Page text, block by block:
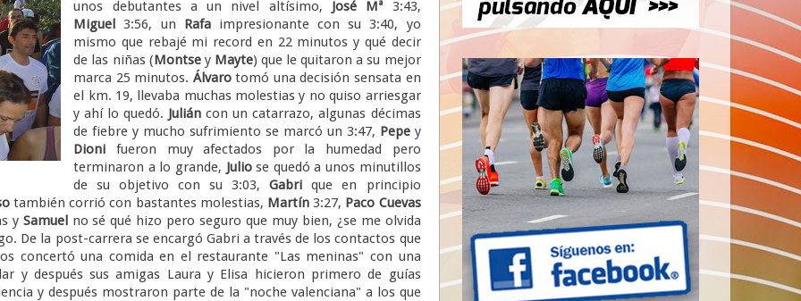
unos debutantes a un nivel altísimo, José Mª 3:43,
Miguel 3:56, un Rafaimpresionante con su 3:40, yo
mismo que rebajé mi record en 22 minutos y qué decir
de las niñas (Montsey Mayte) que le quitaron a su mejor
marca 25 minutos. Álvarotomó una decisión sensata en
el km. 19, llevaba muchas molestias y no quiso arriesgar
y ahí lo quedó. Julián con un catarrazo, algunas décimas
de fiebre y mucho sufrimiento se marcó un 3:47, Pepe y
Dioni fueron muy afectados por la humedad pero
terminaron a lo grande, Juliose quedó a unos minutillos
de su objetivo con su 3:03,Gabri que en principio
también corrió con bastantes molestias, Martín3:27, Paco Cuevas
y Samuelno sé qué hizo pero seguro que muy bien, ¿se me olvida
De la post-carrera se encargó Gabri a través de los contactos que
concertó una comida en el restaurante "Las meninas" con una
y después sus amigas Laura y Elisa hicieron primero de guías
y después mostraron parte de la "noche valenciana" a los que